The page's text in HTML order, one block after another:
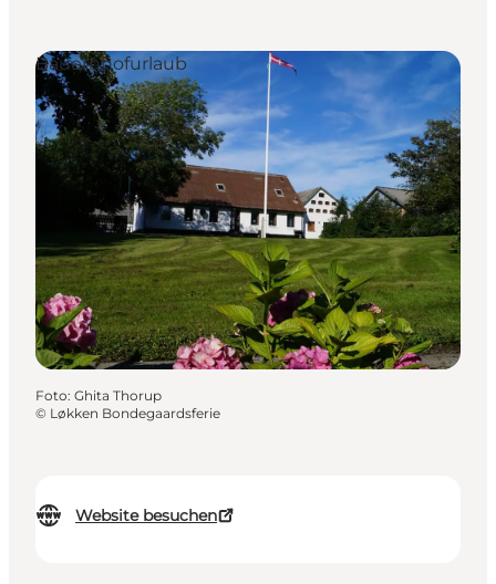
Website besuchen
Bauernhofurlaub
Foto: Ghita Thorup
© Løkken Bondegaardsferie